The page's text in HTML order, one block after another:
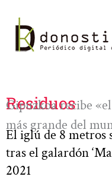
contenido
Residuos
Gipuzkoa recibe
más grande del
El iglú de 8 metros
tras el galardón
2021